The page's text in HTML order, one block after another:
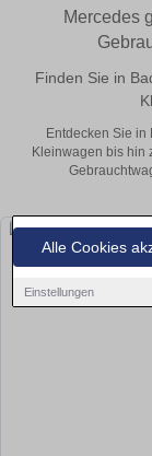
Alle Cookies
Einstellungen
Mercedes
Finden Sie in
Entdecken Sie in
Kleinwagen bis hin